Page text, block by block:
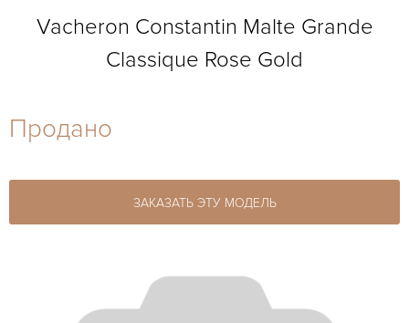
27-44
Vacheron Constantin Malte Grande
Classique Rose Gold
Продано
ЗАКАЗАТЬ ЭТУ МОДЕЛЬ